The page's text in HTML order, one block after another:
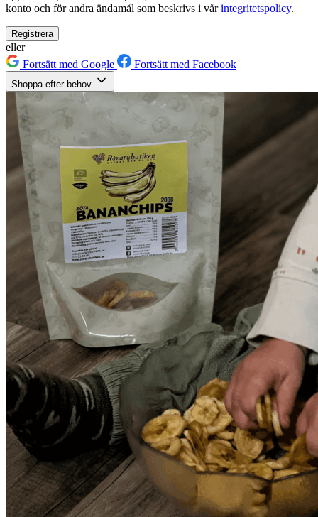
konto och för andra ändamål som beskrivs i vårintegritetspolicy.
Registrera
eller
Fortsätt med Google
Fortsätt med Facebook
Shoppa efter behov